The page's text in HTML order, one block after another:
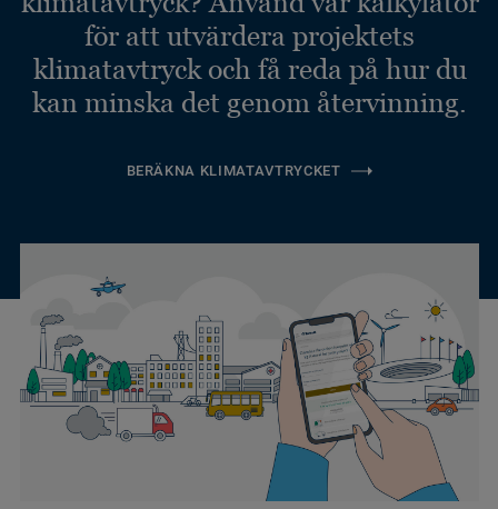
för att utvärdera projektets
klimatavtryck och få reda på hur du
kan minska det genom återvinning.
BERÄKNA KLIMATAVTRYCKET